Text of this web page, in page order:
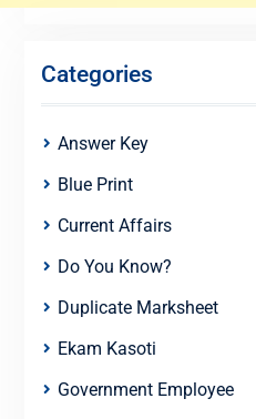
Categories
Answer Key
Blue Print
Current Affairs
Do You Know?
Duplicate Marksheet
Ekam Kasoti
Government Employee